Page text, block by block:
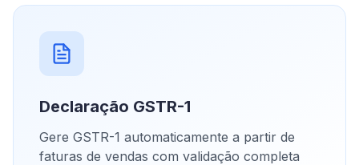
Declaração GSTR-1
Gere GSTR-1 automaticamente a partir de
faturas de vendas com validação completa